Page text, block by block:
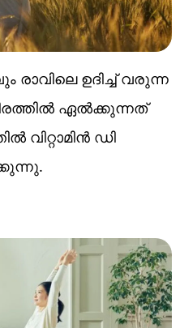
ഉദിച്ച് വരുന്ന
ഏൽക്കുന്നത്
വിറ്റാമിൻ ഡി